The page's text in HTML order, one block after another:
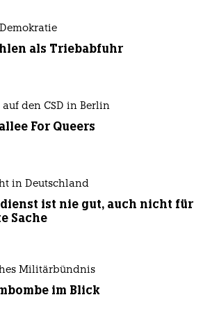
als Triebabfuhr
den CSD in Berlin
For Queers
in Deutschland
ist nie gut, auch nicht für
Sache
Militärbündnis
im Blick